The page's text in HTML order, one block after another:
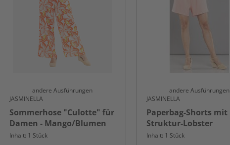
andere Ausführungen
JASMINELLA
Sommerhose "Culotte" für
Damen - Mango/Blumen
Inhalt: 1 Stück
andere Ausführungen
JASMINELLA
Paperbag-Shorts mit
Struktur-Lobster
Inhalt: 1 Stück